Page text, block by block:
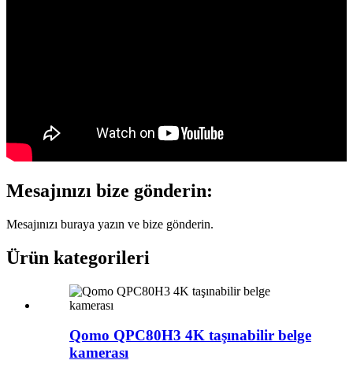
Mesajınızı bize gönderin:
Mesajınızı buraya yazın ve bize gönderin.
Ürün kategorileri
Qomo QPC80H3 4K taşınabilir belge
kamerası